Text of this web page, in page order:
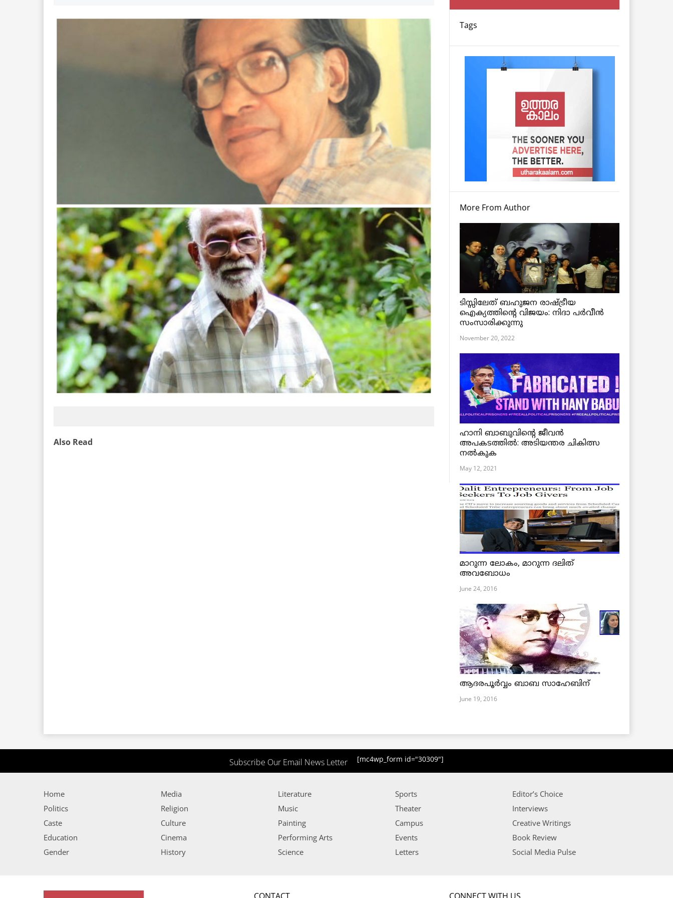
Also Read
Tags
More From Author
ടിസ്സിലേത് ബഹുജന രാഷ്ട്രീയ
ഐക്യത്തിന്റെ വിജയം: നിദാ പർവീൻ
സംസാരിക്കുന്നു
November 20, 2022
ഹാനി ബാബുവിന്റെ ജീവൻ
അപകടത്തിൽ: അടിയന്തര ചികിത്സ
നൽകുക
May 12, 2021
മാറുന്ന ലോകം, മാറുന്ന ദലിത്
അവബോധം
June 24, 2016
ആദരപൂര്‍വ്വം ബാബ സാഹേബിന്
June 19, 2016
Subscribe Our Email News Letter [mc4wp_form id="30309"]
Home
Politics
Caste
Education
Gender
Media
Religion
Culture
Cinema
History
Literature
Music
Painting
Performing Arts
Science
Sports
Theater
Campus
Events
Letters
Editor’s Choice
Interviews
Creative Writings
Book Review
Social Media Pulse